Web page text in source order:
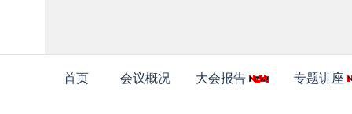
首页 会议概况 大会报告 专题讲座